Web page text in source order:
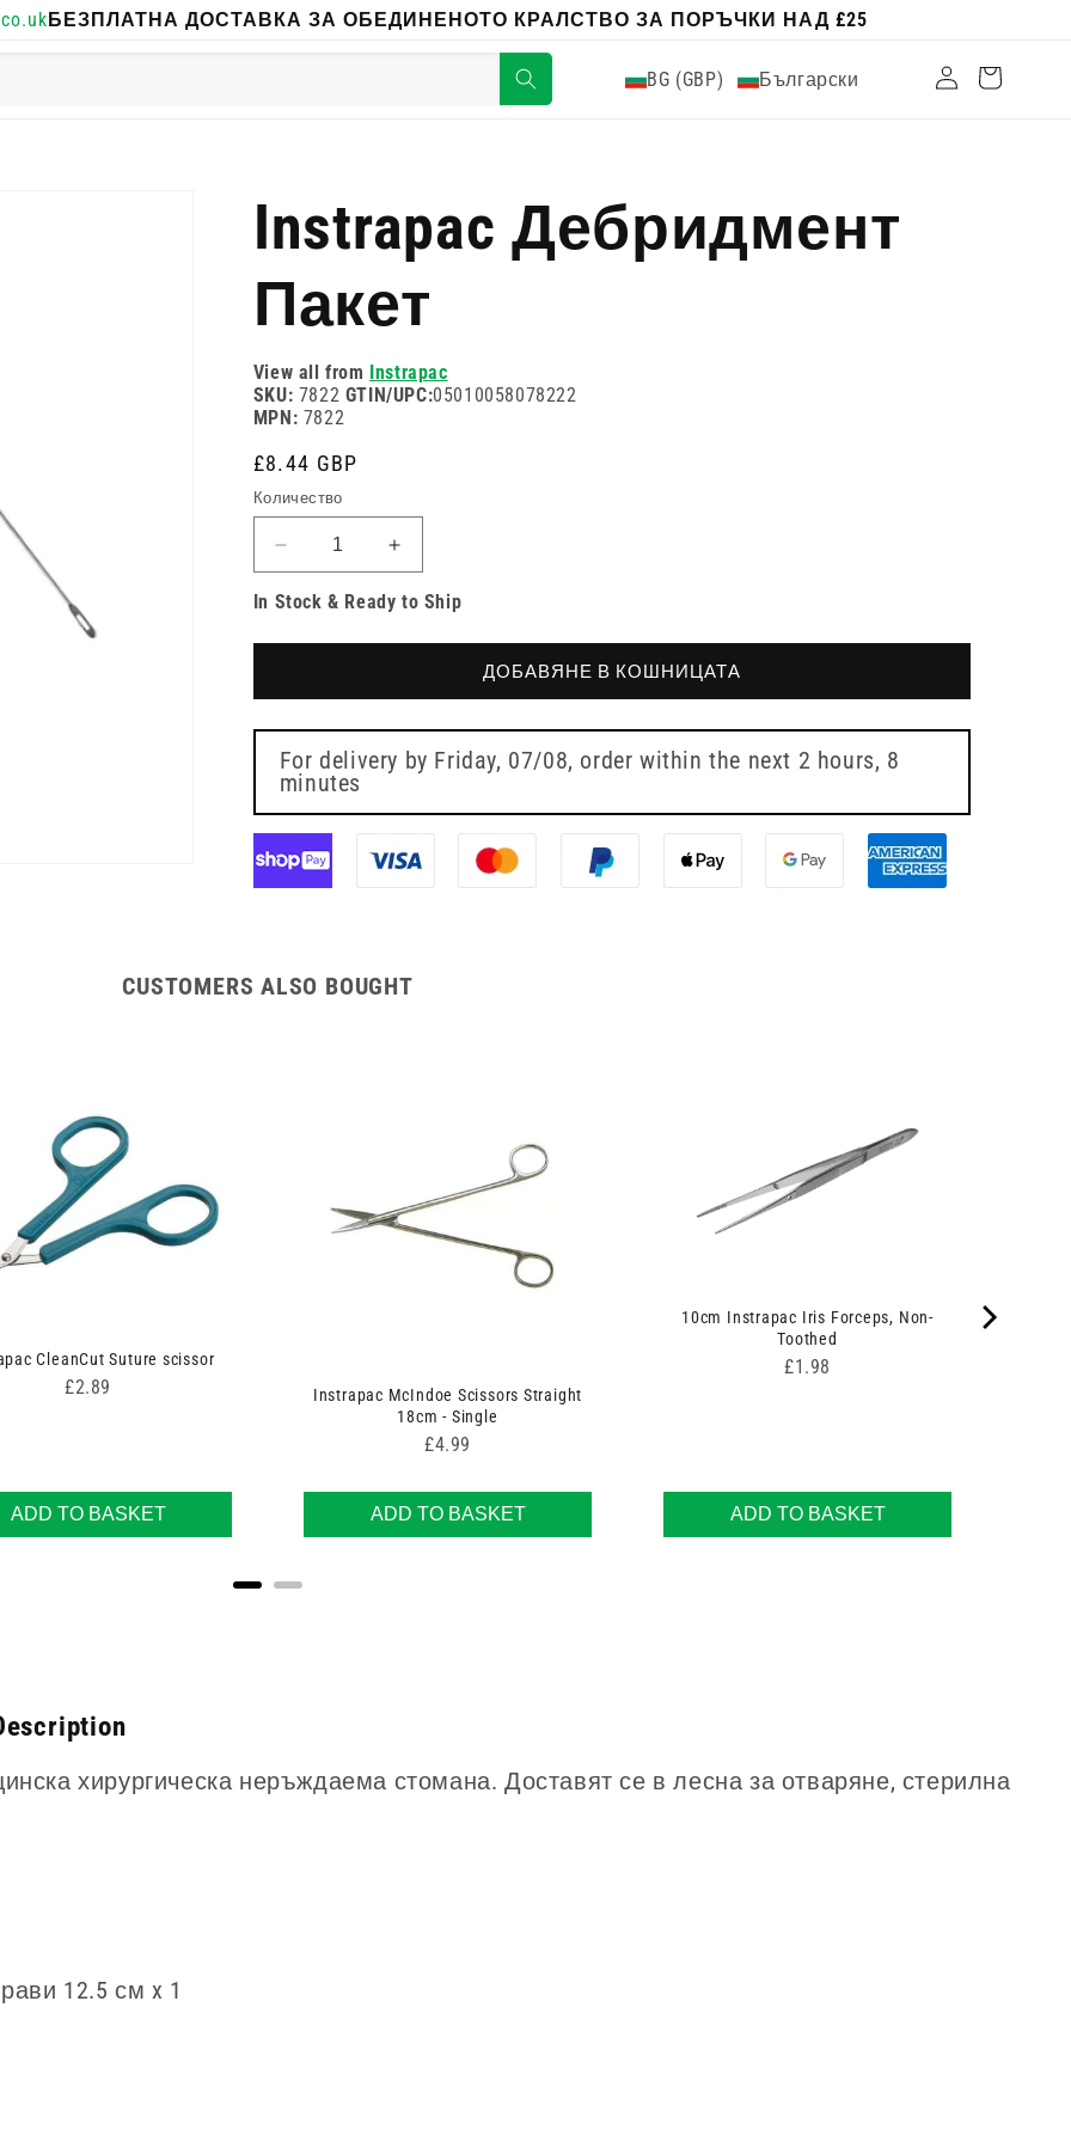
БЕЗПЛАТНА ДОСТАВКА ЗА ОБЕДИНЕНОТО КРАЛСТВО ЗА ПОРЪЧКИ НАД £25
BG (GBP) Български ВлизамКоличка
Instrapac Дебридмент
Пакет
View all from Instrapac
SKU: 7822 GTIN/UPC:05010058078222
MPN: 7822
Редовна
цена
£8.44 GBP
Количество
Намаляване
на
количеството
Пакет
Увеличете
количеството
за
In Stock & Ready to Ship
ДОБАВЯНЕ В КОШНИЦАТА
For delivery by Friday, 07/08, order within the next 2 hours, 8
minutes
CUSTOMERS ALSO BOUGHT
CleanCut Suture scissor
Price
£2.89
ADD TO BASKET
Instrapac McIndoe Scissors Straight
18cm - Single
Price
£4.99
ADD TO BASKET
10cm Instrapac Iris Forceps, Non-
Toothed
Price
£1.98
ADD TO BASKET
хирургическа неръждаема стомана. Доставят се в лесна за отваряне, стерилна
12.5 см x 1